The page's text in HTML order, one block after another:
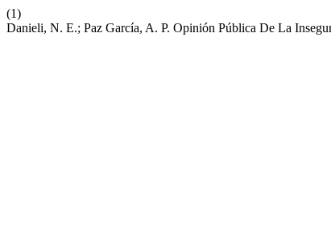
(1)
Danieli, N. E.; Paz García, A. P. Opinión Pública De La